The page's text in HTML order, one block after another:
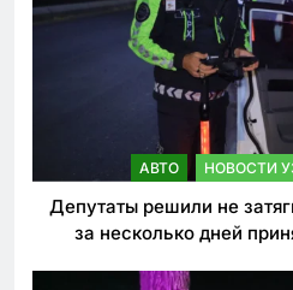
АВТО НОВОСТИ
Депутаты решили не
за несколько дней